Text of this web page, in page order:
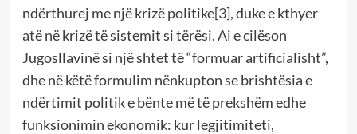
ndërthurej me një krizë politike[3], duke e kthyer
atë në krizë të sistemit si tërësi. Ai e cilëson
Jugosllavinë si një shtet të “formuar artificialisht”,
dhe në këtë formulim nënkupton se brishtësia e
ndërtimit politik e bënte më të prekshëm edhe
funksionimin ekonomik: kur legjitimiteti,